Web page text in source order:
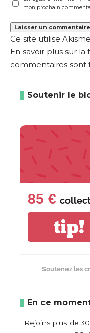
mon prochain
Ce site utilise
En savoir plus sur
commentaires sont
Soutenir le
85 €
tip!
Soutenez les
En ce
Rejoins plus de